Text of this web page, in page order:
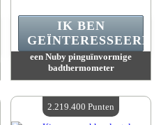
een Nuby pinguïnvormige
badthermometer
Beschikbare hoeveelheid :4
IK BEN
GEÏNTERESSEERD.
2.219.400 Punten